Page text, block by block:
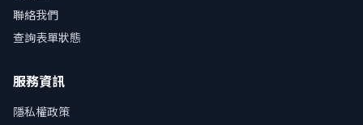
聯絡我們
查詢表單狀態
服務資訊
隱私權政策